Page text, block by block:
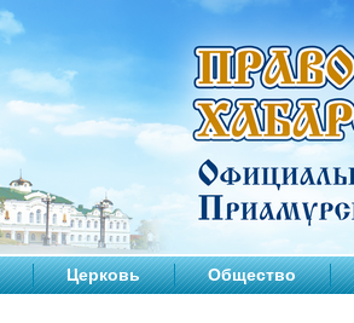
Церковь Общество